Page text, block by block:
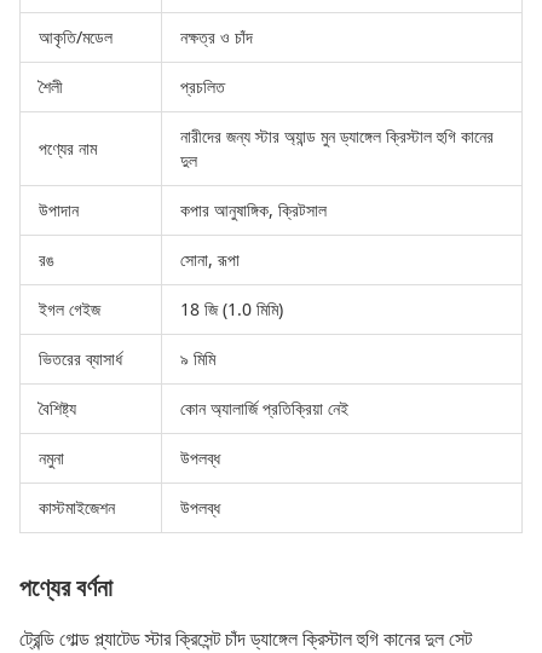
আকৃতি/মডেল নক্ষত্র ও চাঁদ
শৈলী প্রচলিত
পণ্যের নাম
নারীদের জন্য স্টার অ্যান্ড মুন ড্যাঙ্গেল ক্রিস্টাল হুগি কানের
দুল
উপাদান কপার আনুষাঙ্গিক, ক্রিটসাল
রঙ সোনা, রূপা
ইগল গেইজ 18 জি (1.0 মিমি)
ভিতরের ব্যাসার্ধ ৯ মিমি
বৈশিষ্ট্য কোন অ্যালার্জি প্রতিক্রিয়া নেই
নমুনা উপলব্ধ
কাস্টমাইজেশন উপলব্ধ
পণ্যের বর্ণনা
ট্রেন্ডি গোল্ড প্ল্যাটেড স্টার ক্রিসেন্ট চাঁদ ড্যাঙ্গেল ক্রিস্টাল হুগি কানের দুল সেট